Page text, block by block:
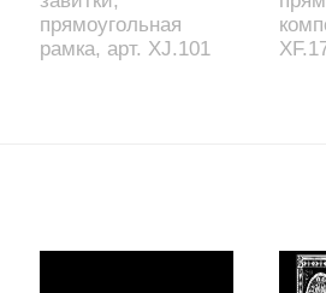
прямоугольная
рамка, арт. XJ.101